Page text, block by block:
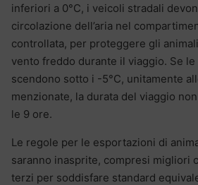
inferiori a 0°C, i veicoli stradali
circolazione dell’aria nel
controllata, per proteggere gli
vento freddo durante il viaggio. Se
scendono sotto i -5°C, unitamente
menzionate, la durata del viaggio
le 9 ore.
Le regole per le esportazioni di
saranno inasprite, compresi migliori
terzi per soddisfare standard